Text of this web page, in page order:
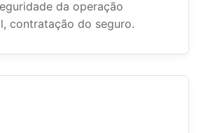
da operação
contratação do seguro.